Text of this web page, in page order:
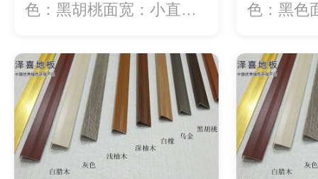
色：黑胡桃面宽：小直角
色：黑色